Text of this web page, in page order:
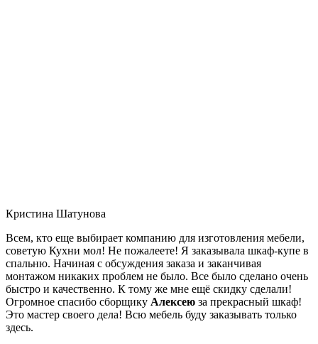
Кристина Шатунова
Всем, кто еще выбирает компанию для изготовления мебели,
советую Кухни мол! Не пожалеете! Я заказывала шкаф-купе в
спальню. Начиная с обсуждения заказа и заканчивая
монтажом никаких проблем не было. Все было сделано очень
быстро и качественно. К тому же мне ещё скидку сделали!
Огромное спасибо сборщику Алексею за прекрасный шкаф!
Это мастер своего дела! Всю мебель буду заказывать только
здесь.